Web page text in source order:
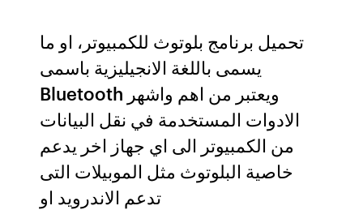
تحميل برنامج بلوتوث للكمبيوتر، او ما
يسمى باللغة الانجيليزية باسمى
Bluetooth ويعتبر من اهم واشهر
الادوات المستخدمة في نقل البيانات
من الكمبيوتر الى اي جهاز اخر يدعم
خاصية البلوتوث مثل الموبيلات التى
تدعم الاندرويد او